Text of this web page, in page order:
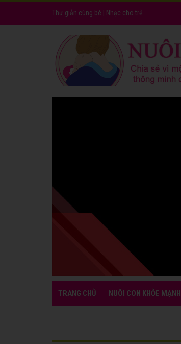
Thư giản cùng bé Nhạc cho trẻ
TRANG CHỦ NUÔI CON KHỎE MẠNH